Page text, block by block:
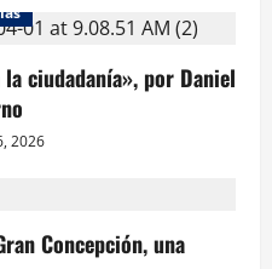
ciudadanía», por Daniel
2026
Concepción, una